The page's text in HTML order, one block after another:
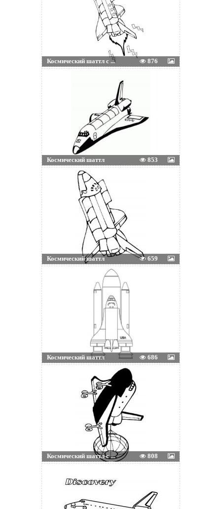
Космический шаттл с ... 876
Космический шаттл 853
Космический шаттл 659
Космический шаттл 686
Космический шаттл с ... 808